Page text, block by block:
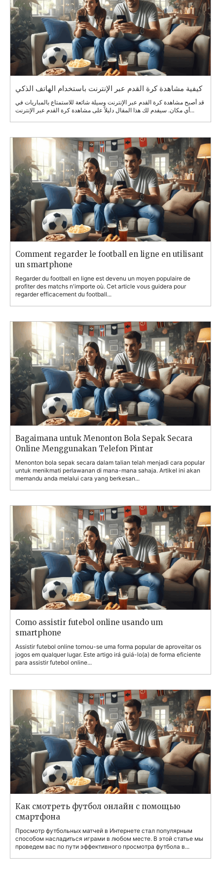
كيفية مشاهدة كرة القدم عبر الإنترنت باستخدام الهاتف الذكي
قد أصبح مشاهدة كرة القدم عبر الإنترنت وسيلة شائعة للاستمتاع بالمباريات في
أي مكان. سيقدم لك هذا المقال دليلاً على مشاهدة كرة القدم عبر الإنترنت...
Comment regarder le football en ligne en utilisant
un smartphone
Regarder du football en ligne est devenu un moyen populaire de
profiter des matchs n'importe où. Cet article vous guidera pour
regarder efficacement du football...
Bagaimana untuk Menonton Bola Sepak Secara
Online Menggunakan Telefon Pintar
Menonton bola sepak secara dalam talian telah menjadi cara popular
untuk menikmati perlawanan di mana-mana sahaja. Artikel ini akan
memandu anda melalui cara yang berkesan...
Como assistir futebol online usando um
smartphone
Assistir futebol online tornou-se uma forma popular de aproveitar os
jogos em qualquer lugar. Este artigo irá guiá-lo(a) de forma eficiente
para assistir futebol online...
Как смотреть футбол онлайн с помощью
смартфона
Просмотр футбольных матчей в Интернете стал популярным
способом насладиться играми в любом месте. В этой статье мы
проведем вас по пути эффективного просмотра футбола в...